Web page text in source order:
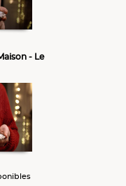
- Le